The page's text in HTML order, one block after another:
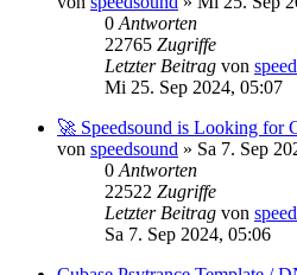
0 Antworten
22765 Zugriffe
Letzter Beitrag von
Mi 25. Sep 2024, 05:07
🚀 Speedsound is Looking for
von speedsound » Sa 7. Sep
0 Antworten
22522 Zugriffe
Letzter Beitrag von
Sa 7. Sep 2024, 05:06